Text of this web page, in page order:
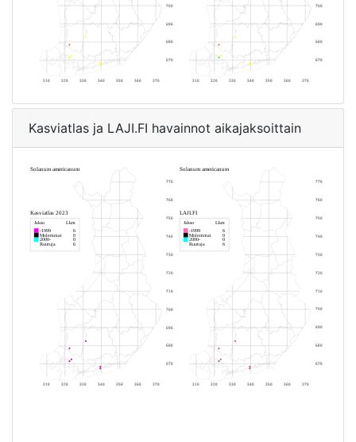
Kasviatlas ja LAJI.FI havainnot aikajaksoittain